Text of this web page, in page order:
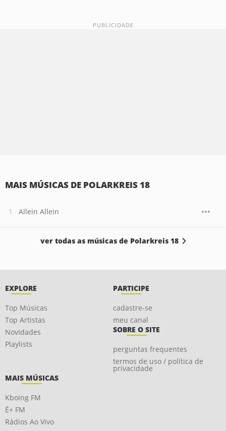
MAIS MÚSICAS DE POLARKREIS 18
Allein Allein
ver todas as músicas de Polarkreis 18
EXPLORE
Top Músicas
Top Artistas
Novidades
Playlists
PARTICIPE
cadastre-se
meu canal
SOBRE O SITE
perguntas frequentes
termos de uso / política de
privacidade
MAIS MÚSICAS
Kboing FM
É+ FM
Rádios Ao Vivo